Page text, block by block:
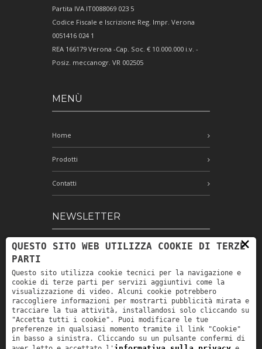
Partita IVA IT0088069 023 5
Codice Fiscale e Iscrizione Reg. Impr. Verona
0051416 024 1
REA 166179 Verona -Cap. Soc. € 10.000.000 i.v. -
Posiz. meccanogr. VR 002505
MENÙ
Home
Prodotti
Contatti
NEWSLETTER
Iscriviti alla nostra newsletter e rimani
Ho letto e accetto le condizioni
indicate nell'informativa sulla privacy *
×
QUESTO SITO WEB UTILIZZA COOKIE DI TERZE
PARTI
Questo sito utilizza cookie tecnici per la navigazione e
cookie di terze parti per servizi aggiuntivi come la
visualizzazione di video. Alcuni cookie potrebbero
raccogliere informazioni per mostrarti pubblicità mirata e
tracciare la tua attività, installandosi solo cliccando su
"Accetta tutti i cookie". Puoi modificare le tue
preferenze in qualsiasi momento tramite il link "Cookie"
in basso a sinistra. Cliccando su un pulsante confermi di